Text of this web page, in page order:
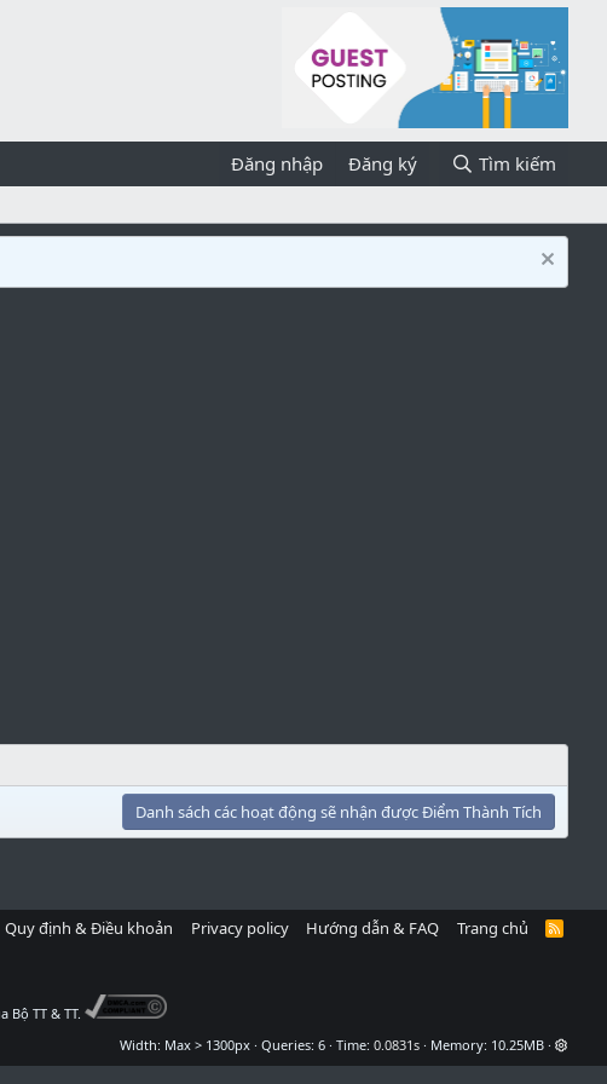
Đăng nhập Đăng ký Tìm kiếm
Danh sách các hoạt động sẽ nhận được Điểm Thành Tích
Quy định & Điều khoản Privacy policy Hướng dẫn & FAQ Trang chủ
R
TT & TT.
Width
Queries 6 Time 0.0831s Memory 10.25MB